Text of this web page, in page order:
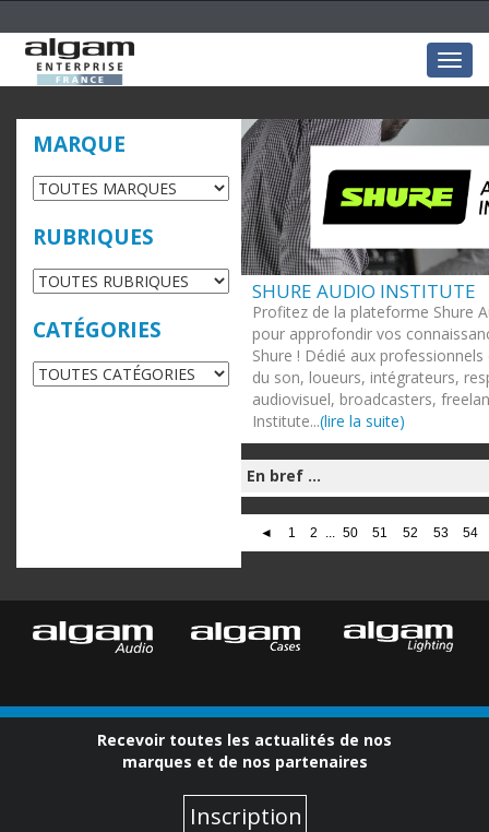
MARQUE
RUBRIQUES
CATÉGORIES
SHURE AUDIO INSTITUTE
Profitez de la plateforme Shure
pour approfondir vos
Shure ! Dédié aux
du son, loueurs, intégrateurs,
audiovisuel, broadcasters,
Institute...(lire la suite)
En bref ...
◄ 1 2 ... 50 51 52 53 54
Recevoir toutes les actualités de nos
marques et de nos partenaires
Inscription